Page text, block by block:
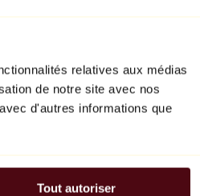
relatives aux médias
de notre site avec nos
d'autres informations que
Tout autoriser